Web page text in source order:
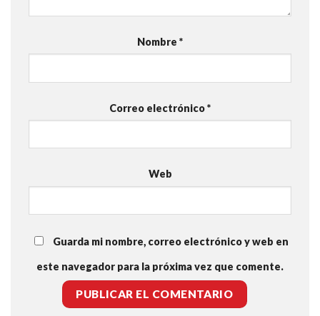
Nombre *
Correo electrónico*
Web
Guarda mi nombre, correo electrónico y web en
este navegador para la próxima vez que comente.